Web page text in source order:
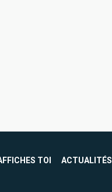
TOI ACTUALITÉS